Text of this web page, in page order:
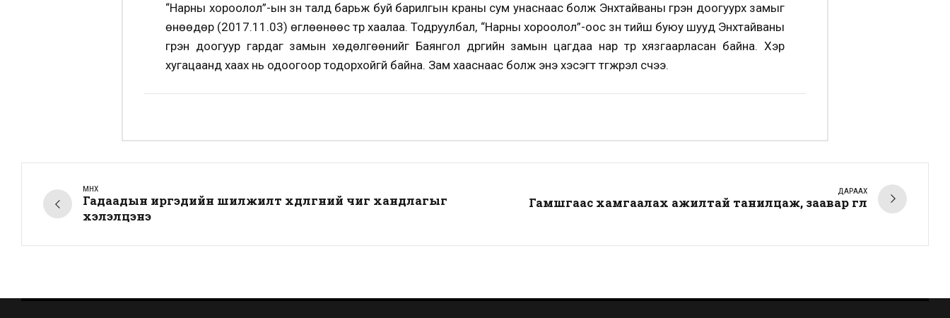
“Нарны хороолол”-ын зүүн талд барьж буй барилгын краны сум унаснаас болж Энхтайваны гүүрэн доогуурх замыг
өнөөдөр (2017.11.03) өглөөнөөс түр хаалаа. Тодруулбал, “Нарны хороолол”-оос зүүн тийш буюу шууд Энхтайваны
гүүрэн доогуур гардаг замын хөдөлгөөнийг Баянгол дүүргийн замын цагдаа нар түр хязгаарласан байна. Хэр
хугацаанд хаах нь одоогоор тодорхойгүй байна. Зам хааснаас болж энэ хэсэгт түгжрэл үүсчээ.
ӨМНӨХ
Гадаадын иргэдийн шилжилт хөдөлгөөний чиг хандлагыг
хэлэлцэнэ
ДАРААХ
Гамшгаас хамгаалах ажилтай танилцаж, заавар өглөө